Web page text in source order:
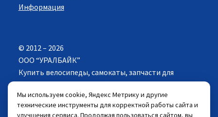
Информация
© 2012 – 2026
ООО “УРАЛБАЙК”
Купить велосипеды, самокаты, запчасти для
велосипедов в Екатеринбурге. Все права
защищены.
Мы используем cookie, Яндекс Метрику и другие
технические инструменты для корректной работы сайта и
улучшения сервиса. Продолжая пользоваться сайтом, вы